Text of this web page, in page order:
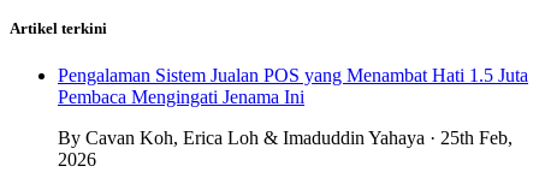
Artikel terkini
Pengalaman Sistem Jualan POS yang Menambat Hati 1.5 Juta
Pembaca Mengingati Jenama Ini
By Cavan Koh, Erica Loh & Imaduddin Yahaya · 25th Feb,
2026